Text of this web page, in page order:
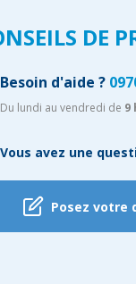
DE
Besoin d'aide ?
Du lundi au vendredi de 9
Vous avez une
Posez votre